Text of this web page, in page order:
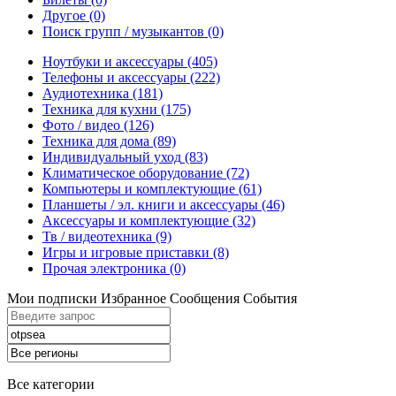
Другое (0)
Поиск групп / музыкантов (0)
Ноутбуки и аксессуары (405)
Телефоны и аксессуары (222)
Аудиотехника (181)
Техника для кухни (175)
Фото / видео (126)
Техника для дома (89)
Индивидуальный уход (83)
Климатическое оборудование (72)
Компьютеры и комплектующие (61)
Планшеты / эл. книги и аксессуары (46)
Аксессуары и комплектующие (32)
Тв / видеотехника (9)
Игры и игровые приставки (8)
Прочая электроника (0)
Мои подписки Избранное Сообщения События
Все категории